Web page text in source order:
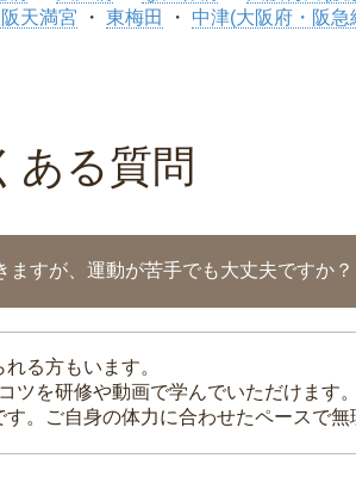
天満宮 東梅田 中津(大阪府・阪急
ある質問
すが、運動が苦手でも大丈夫ですか？
る方もいます。
を研修や動画で学んでいただけます。
。ご自身の体力に合わせたペースで無